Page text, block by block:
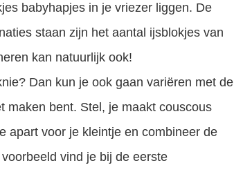
babyhapjes in je vriezer liggen. De
staan zijn het aantal ijsblokjes van
kan natuurlijk ook!
Dan kun je ook gaan variëren met de
maken bent. Stel, je maakt couscous
apart voor je kleintje en combineer de
vind je bij de eerste